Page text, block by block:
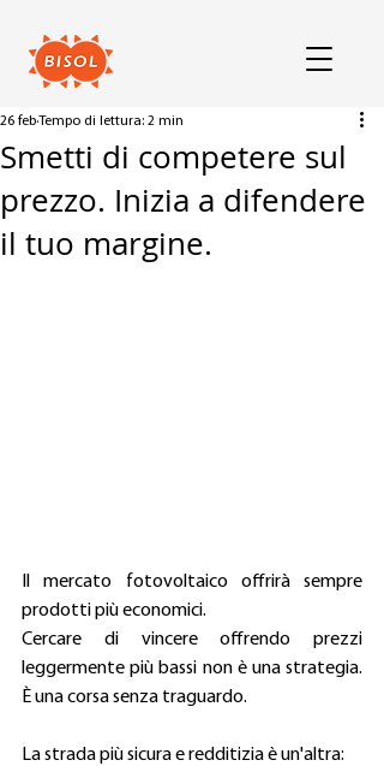
Smetti di competere sul
prezzo. Inizia a difendere
il tuo margine.
26 febTempo di lettura: 2 min
Il mercato fotovoltaico offrirà sempre
prodotti più economici.
Cercare di vincere offrendo prezzi
leggermente più bassi non è una strategia.
È una corsa senza traguardo.
La strada più sicura e redditizia è un'altra: